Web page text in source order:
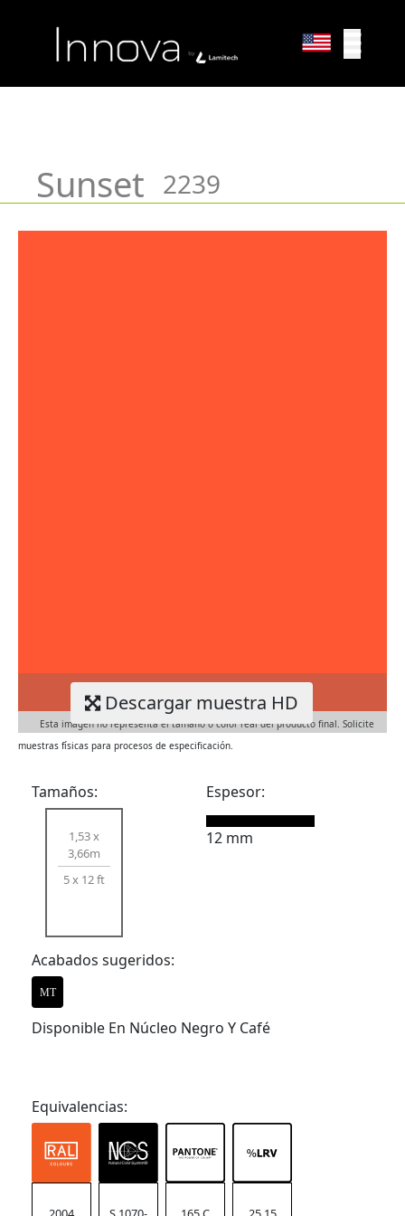
Sunset 2239
Esta imagen no representa el tamaño o color real del producto final. Solicite
muestras físicas para procesos de especificación.
Descargar muestra HD
Tamaños:
1,53 x
3,66m
5 x 12 ft
Espesor:
12 mm
Acabados sugeridos:
MT
Disponible En Núcleo Negro Y Café
Equivalencias: